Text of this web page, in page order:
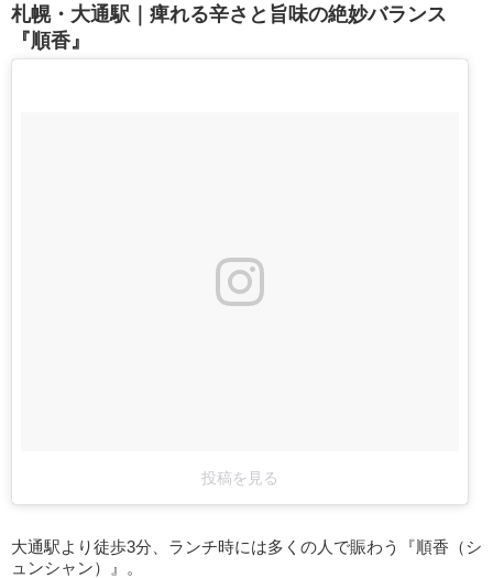
札幌・大通駅｜痺れる辛さと旨味の絶妙バランス
『順香』
投稿を見る
大通駅より徒歩3分、ランチ時には多くの人で賑わう『順香（シ
ュンシャン）』。